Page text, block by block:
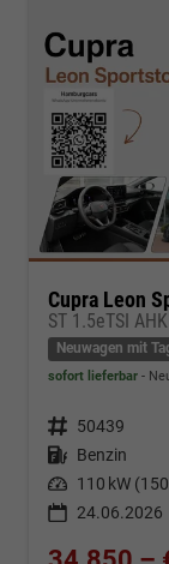
Cupra Leon
Neuwagen mit
sofort lieferbar
Fahrzeugnr. 50439
Kraftstoff Benzin
Leistung 110 kW
24.06.2026